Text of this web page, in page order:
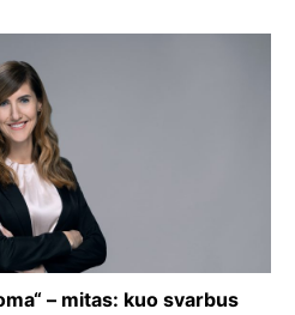
– mitas: kuo svarbus